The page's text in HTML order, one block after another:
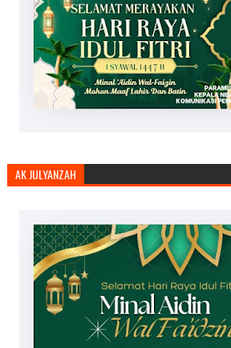
AK JULYANZAH